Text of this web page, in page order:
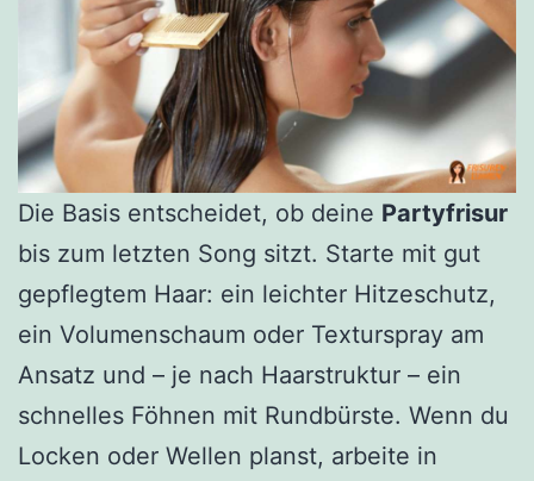
Die Basis entscheidet, ob deine Partyfrisur
bis zum letzten Song sitzt. Starte mit gut
gepflegtem Haar: ein leichter Hitzeschutz,
ein Volumenschaum oder Texturspray am
Ansatz und – je nach Haarstruktur – ein
schnelles Föhnen mit Rundbürste. Wenn du
Locken oder Wellen planst, arbeite in